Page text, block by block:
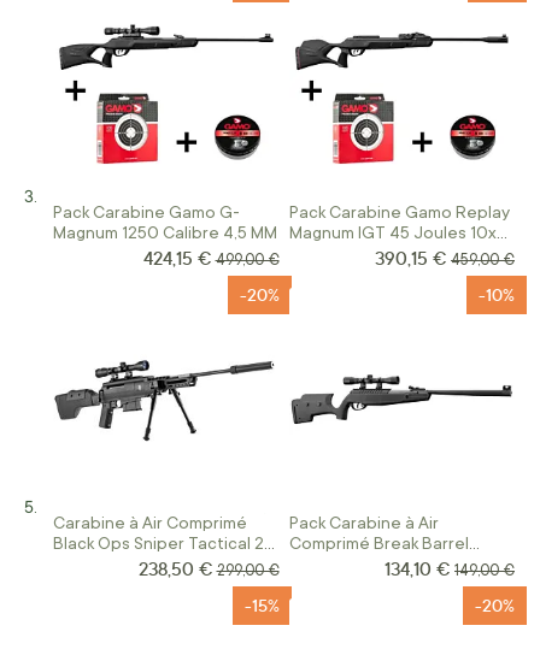
Pack Carabine Gamo G-
Magnum 1250 Calibre 4,5 MM
Prix Spécial
424,15 € Prix normal
499,00 €
Pack Carabine Gamo Replay
Magnum IGT 45 Joules 10x
Génération 2 Calibre 5.5
Prix Spécial
390,15 € Prix normal
459,00 €
Carabine à Air Comprimé
Black Ops Sniper Tactical 24
Joules Calibre 4.5 MM
-20%
Prix Spécial
238,50 € Prix normal
299,00 €
Pack Carabine à Air
Comprimé Break Barrel
Benning Calibre 4.5 MM 24
Joules
-10%
Prix Spécial
134,10 € Prix normal
149,00 €
-15% -20%